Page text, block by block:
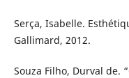
Serça, Isabelle.
Gallimard, 2012.
Souza Filho, Durval de.